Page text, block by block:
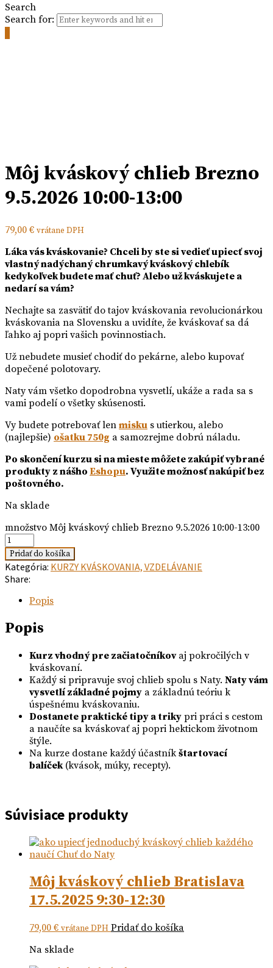
Search
Search for:
Môj kváskový chlieb Brezno
9.5.2026 10:00-13:00
79,00 € vrátane DPH
Láka vás kváskovanie? Chceli by ste si vedieť upiecť svoj
vlastný nadýchaný chrumkavý kváskový chlebík
kedykoľvek budete mať chuť? Alebo už kváskujete a
nedarí sa vám?
Nechajte sa zasvätiť do tajov kváskovania revolucionárkou
kváskovania na Slovensku a uvidíte, že kváskovať sa dá
ľahko aj popri vašich povinnostiach.
Už nebudete musieť chodiť do pekárne, alebo kupovať
dopečené polotovary.
Naty vám všetko dopodrobna vysvetlí, ukáže a rada sa s
vami podelí o všetky skúsenosti.
Vy budete potrebovať len misku s utierkou, alebo
(najlepšie) ošatku 750g a samozrejme dobrú náladu.
Po skončení kurzu si na mieste môžete zakúpiť vybrané
produkty z nášho Eshopu. Využite možnosť nakúpiť bez
poštovného.
Na sklade
množstvo Môj kváskový chlieb Brezno 9.5.2026 10:00-13:00
Pridať do košíka
Kategória: KURZY KVÁSKOVANIA, VZDELÁVANIE
Share:
Popis
Popis
Kurz vhodný pre začiatočníkovaj pokročilých v
kváskovaní.
Každý si pripravuje svoj chlieb spolu s Naty. Naty vám
vysvetlí základné pojmy a základnú teóriu k
úspešnému kváskovaniu.
Dostanete praktické tipy a triky pri práci s cestom
a naučíte sa kváskovať aj popri hektickom životnom
štýle.
Na kurze dostane každý účastníkštartovací
balíček(kvások, múky, recepty).
Súvisiace produkty
Môj kváskový chlieb Bratislava
17.5.2025 9:30-12:30
79,00 € vrátane DPH Pridať do košíka
Na sklade